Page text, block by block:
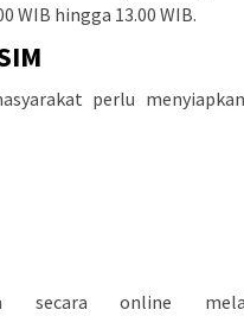
WIB hingga 13.00 WIB.
perlu
secara online